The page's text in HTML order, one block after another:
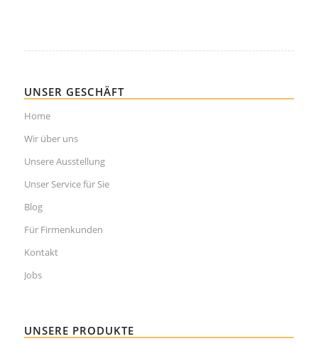
UNSER GESCHÄFT
Home
Wir über uns
Unsere Ausstellung
Unser Service für Sie
Blog
Für Firmenkunden
Kontakt
Jobs
UNSERE PRODUKTE